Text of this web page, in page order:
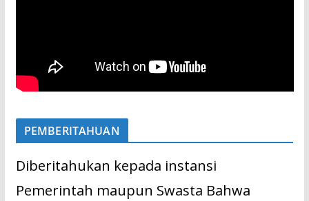
PEMBERITAHUAN
Diberitahukan kepada instansi
Pemerintah maupun Swasta Bahwa